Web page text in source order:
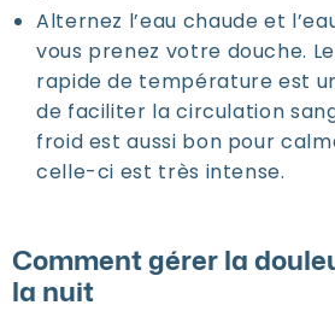
Alternez l’eau chaude et
vous prenez votre douche.
rapide de température est
de faciliter la circulation
froid est aussi bon pour
celle-ci est très intense.
Comment gérer la
la nuit